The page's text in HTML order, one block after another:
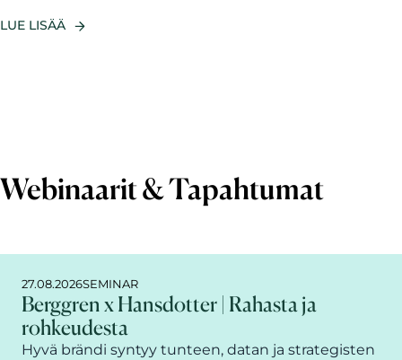
LUE LISÄÄ
Webinaarit & Tapahtumat
27.08.2026SEMINAR
Berggren x Hansdotter | Rahasta ja
rohkeudesta
Hyvä brändi syntyy tunteen, datan ja strategisten